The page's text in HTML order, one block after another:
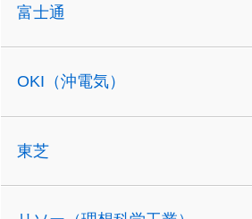
富士通
OKI（沖電気）
東芝